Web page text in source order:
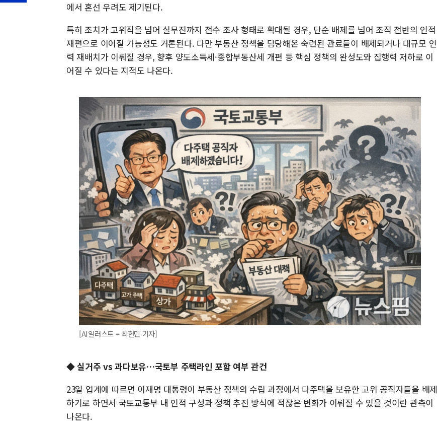
에서 혼선 우려도 제기된다.
특히 조치가 고위직을 넘어 실무진까지 전수 조사 형태로 확대될 경우, 단순 배제를 넘어 조직 전반의 인적
재편으로 이어질 가능성도 거론된다. 다만 부동산 정책을 담당해온 숙련된 관료들이 배제되거나 대규모 인
력 재배치가 이뤄질 경우, 향후 양도소득세·종합부동산세 개편 등 핵심 정책의 완성도와 집행력 저하로 이
어질 수 있다는 지적도 나온다.
[AI일러스트 = 최현민 기자]
◆ 실거주 vs 과다보유…국토부 주택라인 포함 여부 관건
23일 업계에 따르면 이재명 대통령이 부동산 정책의 수립 과정에서 다주택을 보유한 고위 공직자들을 배제
하기로 하면서 국토교통부 내 인적 구성과 정책 추진 방식에 적잖은 변화가 이뤄질 수 있을 것이란 관측이
나온다.